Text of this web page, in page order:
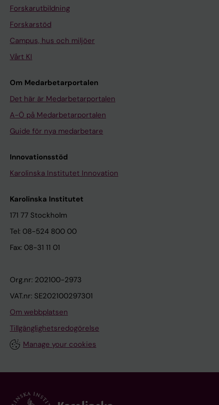
Forskarutbildning
Forskarstöd
Campus, hus och miljöer
Vårt KI
Om Medarbetarportalen
Det här är Medarbetarportalen
A-Ö på Medarbetarportalen
Guide för nya medarbetare
Innovationsstöd
Karolinska Institutet Innovation
Karolinska Institutet
171 77 Stockholm
Tel: 08-524 800 00
Fax: 08-31 11 01
Org.nr: 202100-2973
VAT.nr: SE202100297301
Om webbplatsen
Tillgänglighetsredogörelse
Manage your cookies